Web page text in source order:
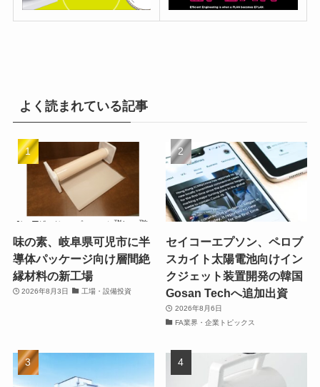
よく読まれている記事
味の素、岐阜県可児市に半
導体パッケージ向け層間絶
縁材料の新工場
2026年8月3日 工場・設備投資
セイコーエプソン、ペロブ
スカイト太陽電池向けイン
クジェット装置開発の韓国
Gosan Techへ追加出資
2026年8月6日
FA業界・企業トピックス